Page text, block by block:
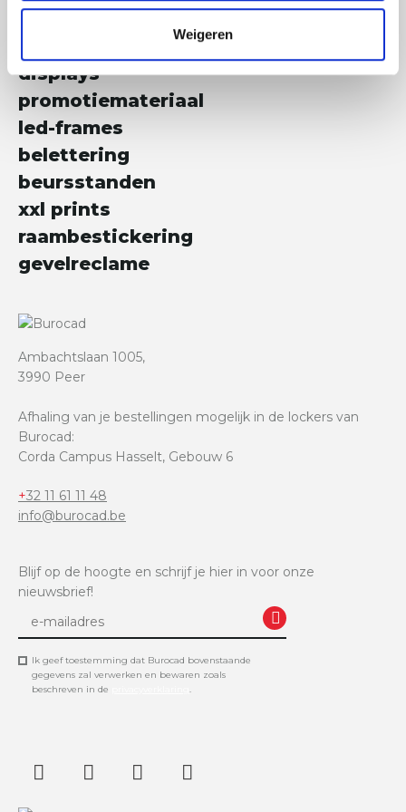
Weigeren
Blijf op de hoogte en schrijf je hier in voor onze
nieuwsbrief!
Ik geef toestemming dat Burocad bovenstaande
gegevens zal verwerken en bewaren zoals
beschreven in de
.
Ambachtslaan 1005,
3990 Peer
Afhaling van je bestellingen mogelijk in de lockers van
Burocad:
Corda Campus Hasselt, Gebouw 6
+32 11 61 11 48
info@burocad.be
displays
promotiemateriaal
led-frames
belettering
beursstanden
xxl prints
raambestickering
gevelreclame